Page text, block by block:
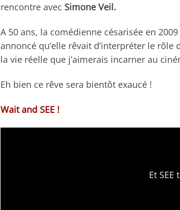
rencontre avec Simone Veil.
A 50 ans, la comédienne césarisée en
annoncé qu’elle rêvait d’interpréter le
la vie réelle que j’aimerais incarner au
Eh bien ce rêve sera bientôt exaucé !
Wait and SEE !
Et